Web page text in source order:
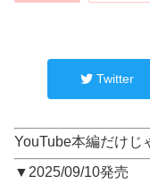
Twitter
YouTube本編だけじ
▼2025/09/10発売